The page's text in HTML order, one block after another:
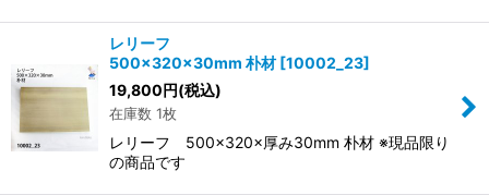
レリーフ
500×320×30mm 朴材 [10002_23]
19,800円(税込)
在庫数 1枚
レリーフ 500×320×厚み30mm 朴材 ※現品限り
の商品です